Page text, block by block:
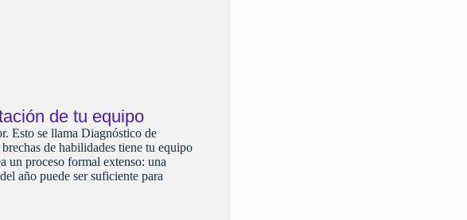
de tu equipo
Esto se llama Diagnóstico de
de habilidades tiene tu equipo
un proceso formal extenso: una
año puede ser suficiente para